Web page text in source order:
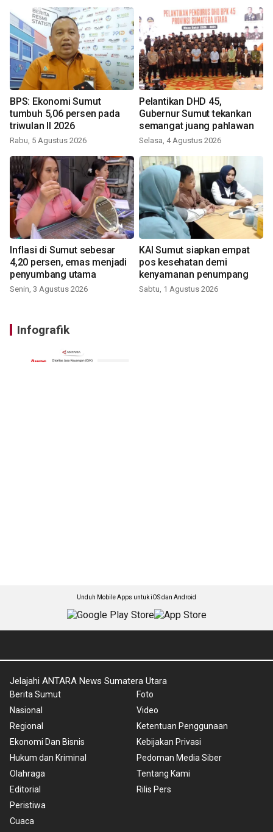
BPS: Ekonomi Sumut
tumbuh 5,06 persen pada
triwulan II 2026
Rabu, 5 Agustus 2026
Pelantikan DHD 45,
Gubernur Sumut tekankan
semangat juang pahlawan
Selasa, 4 Agustus 2026
Inflasi di Sumut sebesar
4,20 persen, emas menjadi
penyumbang utama
Senin, 3 Agustus 2026
KAI Sumut siapkan empat
pos kesehatan demi
kenyamanan penumpang
Sabtu, 1 Agustus 2026
Infografik
Unduh Mobile Apps untuk iOS dan Android
Jelajahi ANTARA News Sumatera Utara
Berita Sumut
Nasional
Regional
Ekonomi Dan Bisnis
Hukum dan Kriminal
Olahraga
Editorial
Peristiwa
Cuaca
Foto
Video
Ketentuan Penggunaan
Kebijakan Privasi
Pedoman Media Siber
Tentang Kami
Rilis Pers